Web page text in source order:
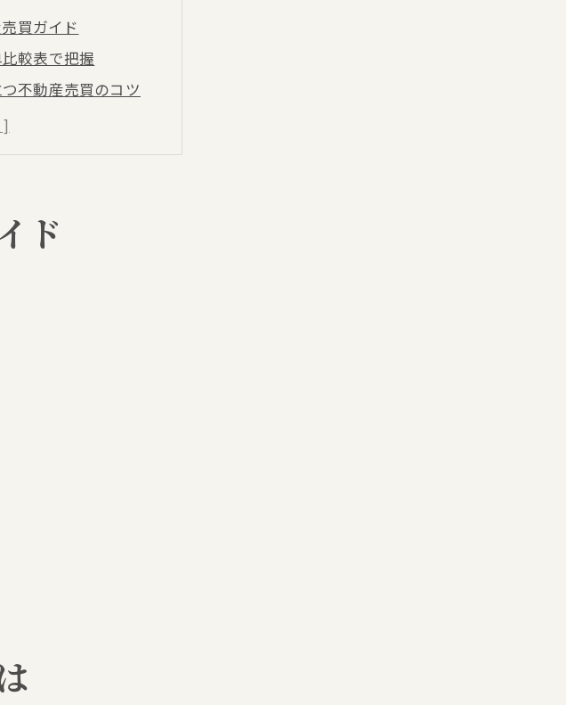
買ガイド
較表で把握
不動産売買のコツ
っておきたい注意点
産売買視点で解説
トとは
チェックリスト
の物件選び術
ド